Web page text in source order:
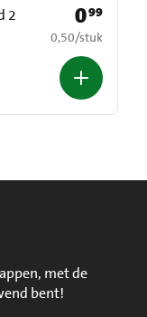
2
Prijs: € 0,99
099
€ 0,50 per stuk
0,50/stuk
met de
bent!